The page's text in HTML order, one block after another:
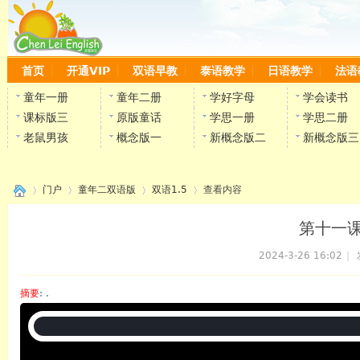
首页 开通VIP 双语早教 泰语教学 日语教学 法语
童年一册 童年二册 学好字母
学会读书
课标版三
原版童话 学思一册
学思二册
老鼠男孩
概念版一 新概念版二 新概念版三
陈雷
门户 童年二双语版 双语1.5 查看内容
第十一
2024-3-26 16:02
摘要: .